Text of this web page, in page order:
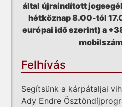
által újraindított
hétköznap 8.00-tól
európai idő szerint) a
Felhívás
Segítsünk a kárpátaljai
Ady Endre